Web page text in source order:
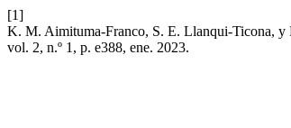
[1]
K. M. Aimituma-Franco, S. E. Llanqui-Ticona, y
vol. 2, n.º 1, p. e388, ene. 2023.